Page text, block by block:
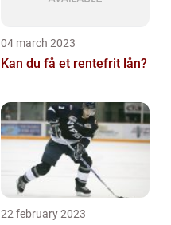
04 march 2023
Kan du få et rentefrit lån?
22 february 2023